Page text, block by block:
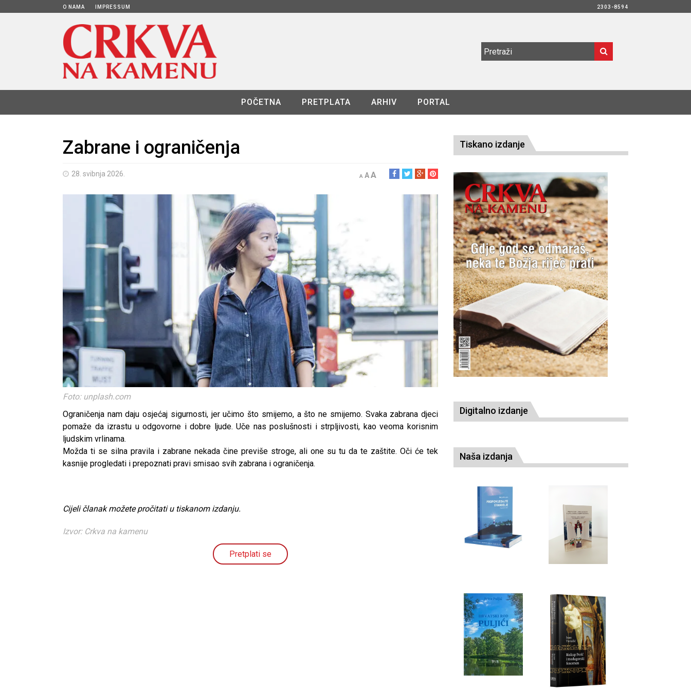
O NAMA IMPRESSUM 2303-8594
POČETNA PRETPLATA ARHIV PORTAL
Zabrane i ograničenja
28. svibnja 2026. A AA
Foto: unplash.com
Ograničenja nam daju osjećaj sigurnosti, jer učimo što smijemo, a što ne smijemo. Svaka zabrana djeci
pomaže da izrastu u odgovorne i dobre ljude. Uče nas poslušnosti i strpljivosti, kao veoma korisnim
ljudskim vrlinama.
Možda ti se silna pravila i zabrane nekada čine previše stroge, ali one su tu da te zaštite. Oči će tek
kasnije progledati i prepoznati pravi smisao svih zabrana i ograničenja.
Cijeli članak možete pročitati u tiskanom izdanju.
Izvor: Crkva na kamenu
Pretplati se
Tiskano izdanje
Digitalno izdanje
Naša izdanja